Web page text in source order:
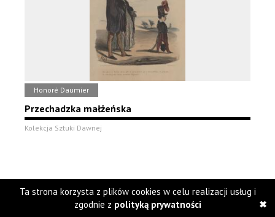
Honoré Daumier
Przechadzka małżeńska
Kolekcja Sztuki Dawnej
Ta strona korzysta z plików cookies w celu realizacji usług i
zgodnie z polityką prywatności